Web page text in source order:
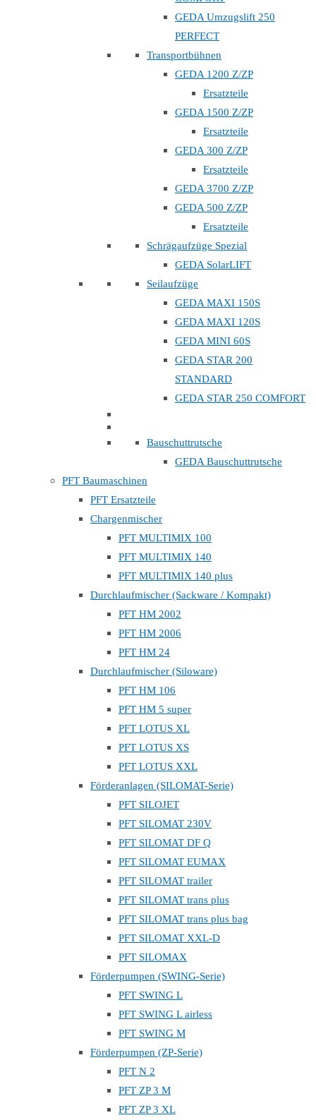
GEDA Umzugslift 250
PERFECT
Transportbühnen
GEDA 1200 Z/ZP
Ersatzteile
GEDA 1500 Z/ZP
Ersatzteile
GEDA 300 Z/ZP
Ersatzteile
GEDA 3700 Z/ZP
GEDA 500 Z/ZP
Ersatzteile
Schrägaufzüge Spezial
GEDA SolarLIFT
Seilaufzüge
GEDA MAXI 150S
GEDA MAXI 120S
GEDA MINI 60S
GEDA STAR 200
STANDARD
GEDA STAR 250 COMFORT
Bauschuttrutsche
GEDA Bauschuttrutsche
PFT Baumaschinen
PFT Ersatzteile
Chargenmischer
PFT MULTIMIX 100
PFT MULTIMIX 140
PFT MULTIMIX 140 plus
Durchlaufmischer (Sackware / Kompakt)
PFT HM 2002
PFT HM 2006
PFT HM 24
Durchlaufmischer (Siloware)
PFT HM 106
PFT HM 5 super
PFT LOTUS XL
PFT LOTUS XS
PFT LOTUS XXL
Förderanlagen (SILOMAT-Serie)
PFT SILOJET
PFT SILOMAT 230V
PFT SILOMAT DF Q
PFT SILOMAT EUMAX
PFT SILOMAT trailer
PFT SILOMAT trans plus
PFT SILOMAT trans plus bag
PFT SILOMAT XXL-D
PFT SILOMAX
Förderpumpen (SWING-Serie)
PFT SWING L
PFT SWING L airless
PFT SWING M
Förderpumpen (ZP-Serie)
PFT N 2
PFT ZP 3 M
PFT ZP 3 XL